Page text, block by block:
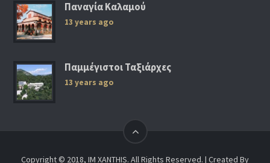
Παναγία Καλαμού
13 years ago
Παμμέγιστοι Ταξιάρχες
13 years ago
Copyright © 2018, IM XANTHIS. All Rights Reserved. | Created By